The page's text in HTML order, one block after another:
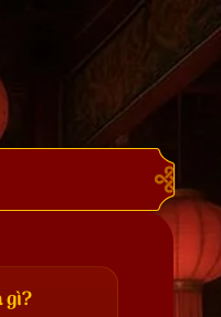
gì?